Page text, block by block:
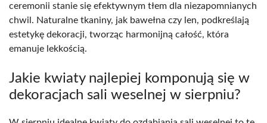
ceremonii stanie się efektywnym tłem dla niezapomnianych
chwil. Naturalne tkaniny, jak bawełna czy len, podkreślają
estetykę dekoracji, tworząc harmonijną całość, która
emanuje lekkością.
Jakie kwiaty najlepiej komponują się w
dekoracjach sali weselnej w sierpniu?